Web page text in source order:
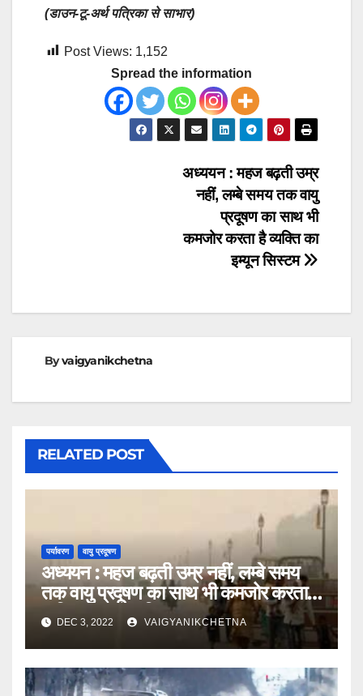
(डाउन-टू-अर्थ पत्रिका से साभार)
Post Views: 1,152
Spread the information
अध्ययन : महज बढ़ती उम्र
नहीं, लम्बे समय तक वायु
प्रदूषण का साथ भी
कमजोर करता है व्यक्ति का
इम्यून सिस्टम
Byvaigyanikchetna
RELATED POST
पर्यावरण वायु प्रदूषण
अध्ययन : महज बढ़ती उम्र नहीं, लम्बे समय
तक वायु प्रदूषण का साथ भी कमजोर करता है
व्यक्ति का इम्यून सिस्टम
DEC 3, 2022 VAIGYANIKCHETNA